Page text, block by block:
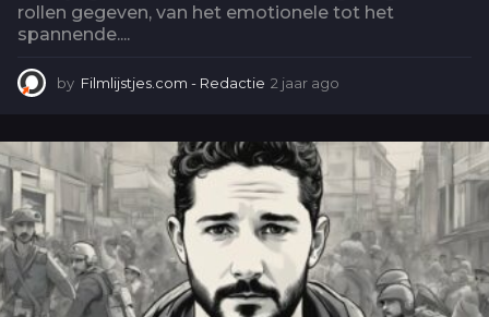
rollen gegeven, van het emotionele tot het
spannende....
by Filmlijstjes.com - Redactie 2 jaar ago
a
g
o